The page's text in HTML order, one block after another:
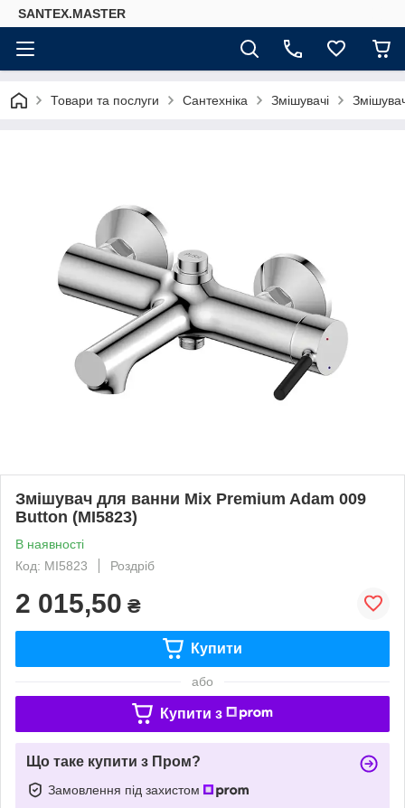
SANTEX.MASTER
Товари та послуги Сантехніка Змішувачі
Змішувач для ванни Mix Premium Adam 009
Button (MI5823)
В наявності
Код: MI5823
Роздріб
2 015,50 ₴
Купити
або
Купити з
Що таке купити з Пром?
Замовлення під захистом